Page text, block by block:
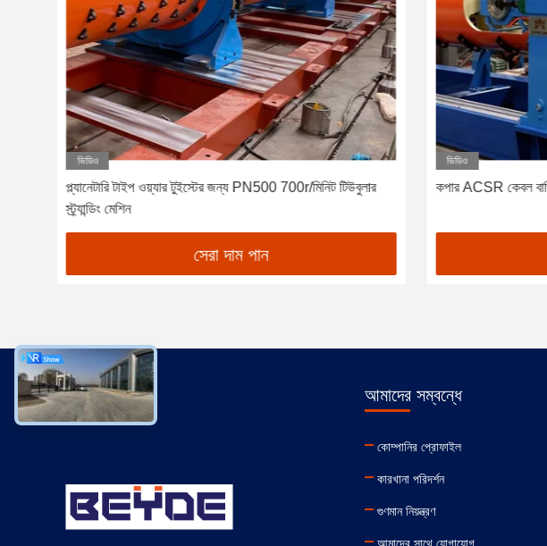
ভিডিও
প্ল্যানেটারি টাইপ ওয়্যার টুইস্টের জন্য PN500 700r/মিনিট টিউবুলার
স্ট্র্যান্ডিং মেশিন
সেরা দাম পান
ভিডিও
কপার ACSR কেবল
আমাদের সম্বন্ধে
কোম্পানির প্রোফাইল
কারখানা পরিদর্শন
গুণমান নিয়ন্ত্রণ